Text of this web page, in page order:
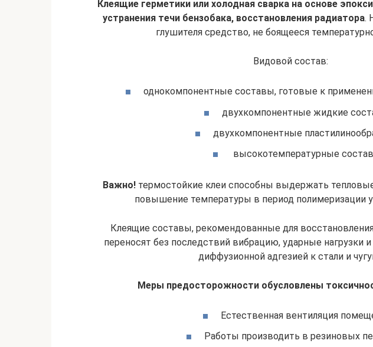
Клеящие герметики или холодная сварка на основе
устранения течи бензобака, восстановления радиатора.
глушителя средство, не боящееся
Видовой состав:
однокомпонентные составы, готовые к
двухкомпонентные жидкие
двухкомпонентные
высокотемпературные
Важно! термостойкие клеи способны выдержать
повышение температуры в период полимеризации
Клеящие составы, рекомендованные для
переносят без последствий вибрацию, ударные нагрузки
диффузионной адгезией к стали и
Меры предосторожности обусловлены
Естественная вентиляция
Работы производить в резиновых